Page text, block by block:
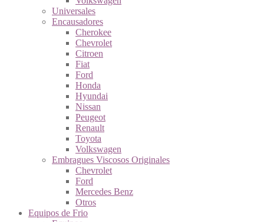
Universales
Encausadores
Cherokee
Chevrolet
Citroen
Fiat
Ford
Honda
Hyundai
Nissan
Peugeot
Renault
Toyota
Volkswagen
Embragues Viscosos Originales
Chevrolet
Ford
Mercedes Benz
Otros
Equipos de Frio